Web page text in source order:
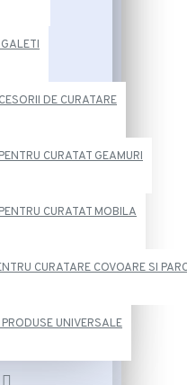
DE CURATARE
CURATAT GEAMURI
CURATAT MOBILA
CURATARE COVOARE SI
UNIVERSALE